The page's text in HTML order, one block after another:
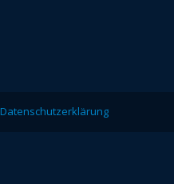
Datenschutzerklärung